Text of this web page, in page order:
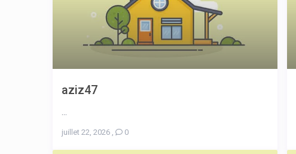
aziz47
juillet 22, 2026 0